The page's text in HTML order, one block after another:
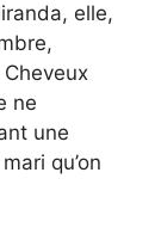
elle,
ne
une
qu’on